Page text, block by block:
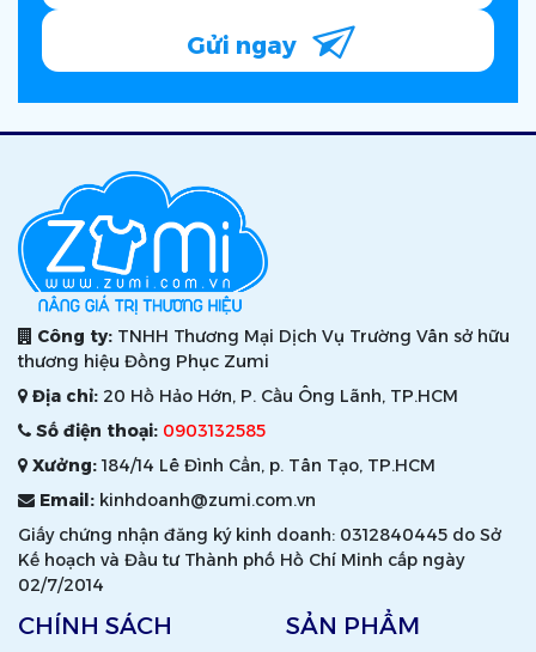
Gửi ngay
Công ty: TNHH Thương Mại Dịch Vụ Trường Vân sở hữu
thương hiệu Đồng Phục Zumi
Địa chỉ: 20 Hồ Hảo Hớn, P. Cầu Ông Lãnh, TP.HCM
Số điện thoại: 0903132585
Xưởng:184/14 Lê Đình Cẩn, p. Tân Tạo, TP.HCM
Email: kinhdoanh@zumi.com.vn
Giấy chứng nhận đăng ký kinh doanh: 0312840445 do Sở
Kế hoạch và Đầu tư Thành phố Hồ Chí Minh cấp ngày
02/7/2014
CHÍNH SÁCH SẢN PHẨM